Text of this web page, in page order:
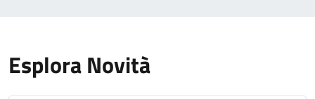
Esplora Novità